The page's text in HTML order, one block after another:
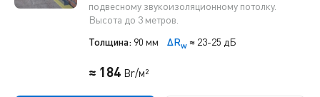
подвесному звукоизоляционному потолку.
Высота до 3 метров.
Толщина: 90 мм ΔRw ≈ 23-25 дБ
≈ 184 Br/м²